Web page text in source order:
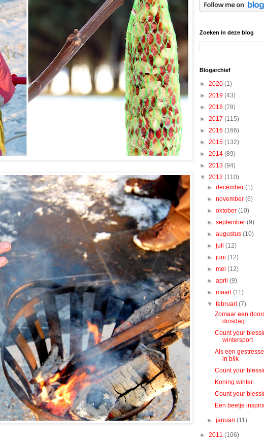
Zoeken in deze blog
Blogarchief
► 2020 (1)
► 2019 (43)
► 2018 (78)
► 2017 (115)
► 2016 (166)
► 2015 (132)
► 2014 (89)
► 2013 (94)
▼ 2012 (110)
►december(1)
►november(6)
►oktober(10)
►september(9)
►augustus(10)
►juli(12)
►juni(12)
►mei(12)
►april(9)
►maart(11)
▼februari(7)
Zomaar een
dinsdag
Count your
wintersport
Als een
in blik
Count your
Koning winter
Count your
Een beetje
►januari(11)
► 2011 (106)